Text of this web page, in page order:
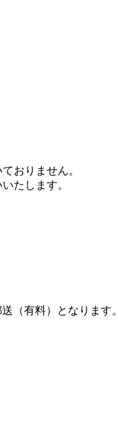
おりません。
たします。
（有料）となります。